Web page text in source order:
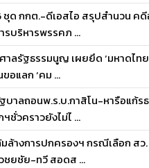
ด กกต.-ดีเอสไอ สรุปสำนวน คดี
รบริหารพรรคภ ...
าลรัฐธรรมนูญ เผยยึด ‘มหาดไท
อแลก ‘คม ...
บาลถอนพ.ร.บ.กาสิโน-หารือแก้
ชั่วคราวยังไม่ไ ...
างการปกครองฯ กรณีเลือก สว
ชยชัย-ทวี สอดส ...